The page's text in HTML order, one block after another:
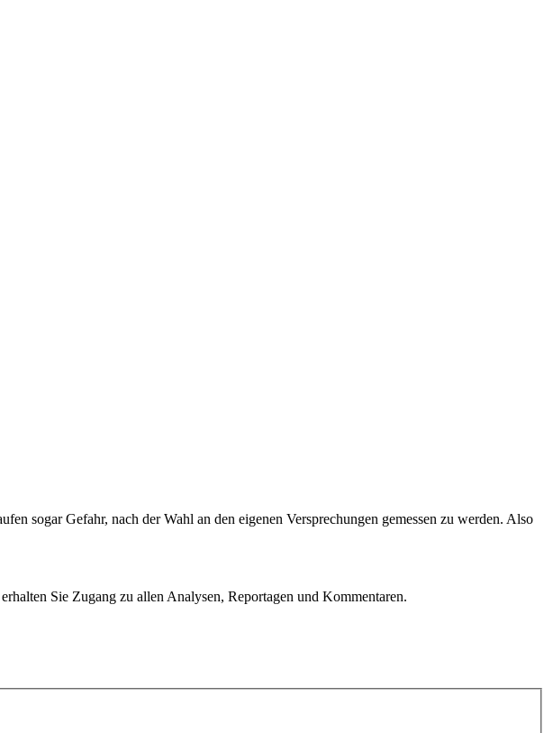
sogar Gefahr, nach der Wahl an den eigenen Versprechungen gemessen zu werden. Also
Sie Zugang zu allen Analysen, Reportagen und Kommentaren.